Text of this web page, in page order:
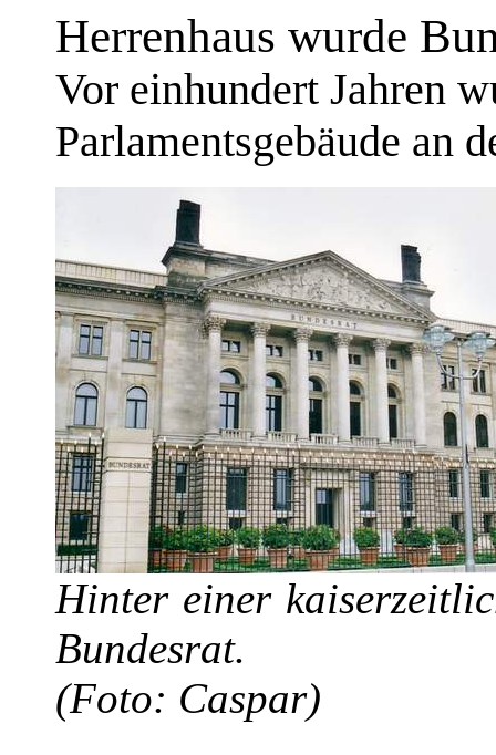
Herrenhaus wurde
Vor einhundert Jahren
Parlamentsgebäude an
Hinter einer
Bundesrat.
(Foto: Caspar)